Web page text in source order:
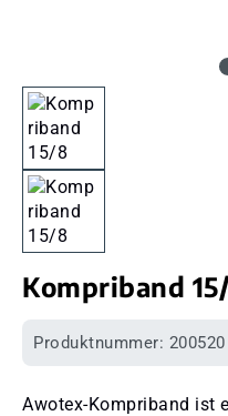
Kompriband
Produktnummer: 200520
Awotex-Kompriband ist